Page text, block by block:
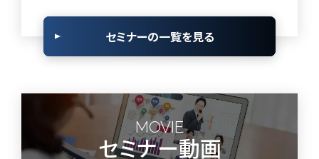
セミナーの一覧を見る
MOVIE
セミナー動画